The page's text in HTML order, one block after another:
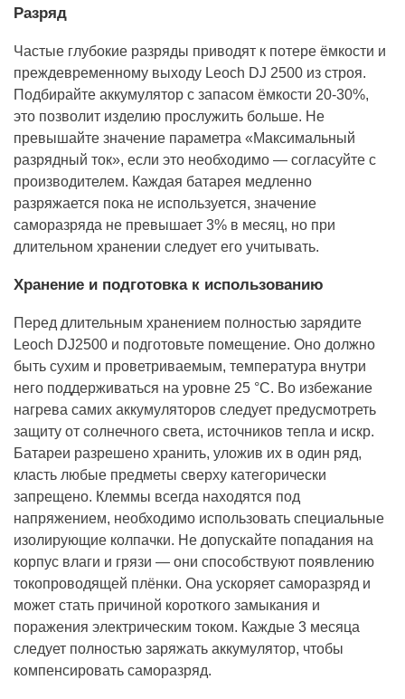
Разряд
Частые глубокие разряды приводят к потере ёмкости и
преждевременному выходу Leoch DJ 2500 из строя.
Подбирайте аккумулятор с запасом ёмкости 20-30%,
это позволит изделию прослужить больше. Не
превышайте значение параметра «Максимальный
разрядный ток», если это необходимо — согласуйте с
производителем. Каждая батарея медленно
разряжается пока не используется, значение
саморазряда не превышает 3% в месяц, но при
длительном хранении следует его учитывать.
Хранение и подготовка к использованию
Перед длительным хранением полностью зарядите
Leoch DJ2500 и подготовьте помещение. Оно должно
быть сухим и проветриваемым, температура внутри
него поддерживаться на уровне 25 °С. Во избежание
нагрева самих аккумуляторов следует предусмотреть
защиту от солнечного света, источников тепла и искр.
Батареи разрешено хранить, уложив их в один ряд,
класть любые предметы сверху категорически
запрещено. Клеммы всегда находятся под
напряжением, необходимо использовать специальные
изолирующие колпачки. Не допускайте попадания на
корпус влаги и грязи — они способствуют появлению
токопроводящей плёнки. Она ускоряет саморазряд и
может стать причиной короткого замыкания и
поражения электрическим током. Каждые 3 месяца
следует полностью заряжать аккумулятор, чтобы
компенсировать саморазряд.